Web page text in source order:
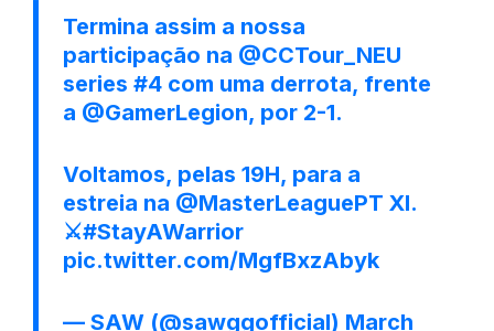
Termina assim a nossa
participação na @CCTour_NEU
series #4 com uma derrota, frente
a @GamerLegion, por 2-1.
Voltamos, pelas 19H, para a
estreia na @MasterLeaguePT XI.
⚔️#StayAWarrior
pic.twitter.com/MgfBxzAbyk
— SAW (@sawggofficial) March